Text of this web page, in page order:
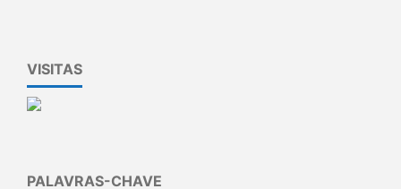
VISITAS
PALAVRAS-CHAVE